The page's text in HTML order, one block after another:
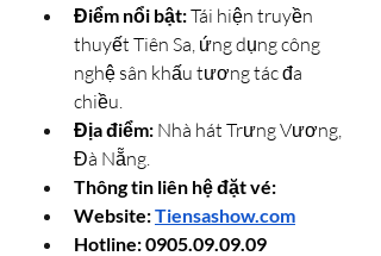
Điểm nổi bật: Tái hiện truyền
thuyết Tiên Sa, ứng dụng công
nghệ sân khấu tương tác đa
chiều.
Địa điểm: Nhà hát Trưng Vương,
Đà Nẵng.
Thông tin liên hệ đặt vé:
Website: Tiensashow.com
Hotline: 0905.09.09.09